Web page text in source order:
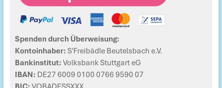
Spenden durch Überweisung:
Kontoinhaber: S'Freibädle Beutelsbach e.V.
Bankinstitut: Volksbank Stuttgart eG
IBAN: DE27 6009 0100 0766 9590 07
BIC:VOBADESSXXX